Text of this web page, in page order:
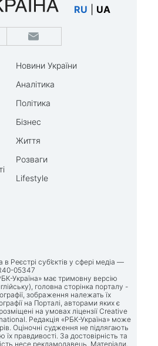
RU UA
Новини України
Аналітика
Політика
Бізнес
Життя
Розваги
Lifestyle
в Реєстрі суб’єктів у сфері медіа —
05347
Україна» має тримовну версію
головна сторінка порталу -
зображення належать їх
на Порталі, авторами яких є
на умовах ліцензії Creative
Редакція «РБК-Україна» може
Оціночні судження не підлягають
правдивості. За достовірність та
несе рекламодавець. Матеріали,